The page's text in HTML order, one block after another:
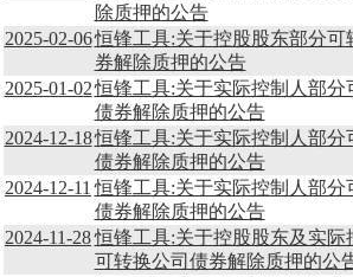
除质押的公告
2025-02-06恒锋工具:关于控股股东部分可
券解除质押的公告
2025-01-02恒锋工具:关于实际控制人部分
债券解除质押的公告
2024-12-18恒锋工具:关于实际控制人部分
债券解除质押的公告
2024-12-11 恒锋工具:关于实际控制人部分
债券解除质押的公告
2024-11-28恒锋工具:关于控股股东及实际
可转换公司债券解除质押的公